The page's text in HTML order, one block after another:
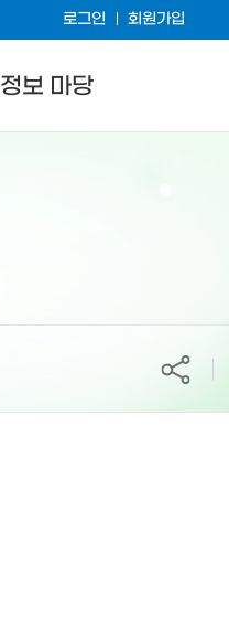
로그인 회원가입
정보 마당
공유